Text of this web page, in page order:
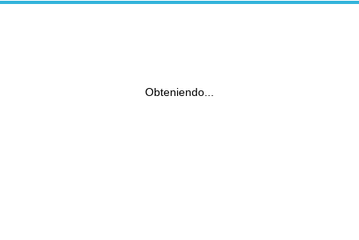
Obteniendo...